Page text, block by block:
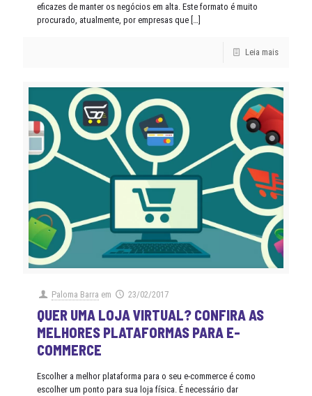
eficazes de manter os negócios em alta. Este formato é muito
procurado, atualmente, por empresas que […]
Leia mais
Paloma Barra em 23/02/2017
QUER UMA LOJA VIRTUAL? CONFIRA AS
MELHORES PLATAFORMAS PARA E-
COMMERCE
Escolher a melhor plataforma para o seu e-commerce é como
escolher um ponto para sua loja física. É necessário dar